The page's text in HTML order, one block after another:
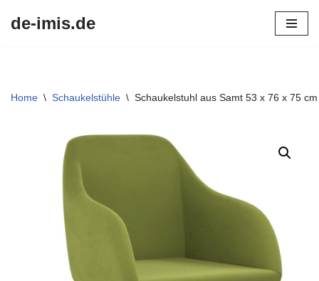
de-imis.de
Home \ Schaukelstühle \ Schaukelstuhl aus Samt 53 x 76 x 75